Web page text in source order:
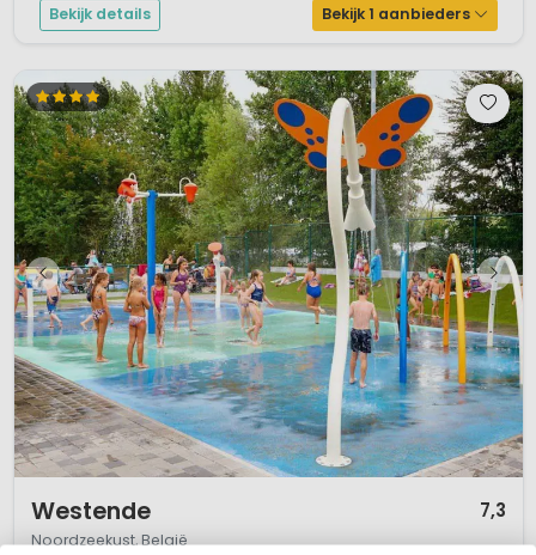
Bekijk details Bekijk 1 aanbieders
Westende 7,3
Noordzeekust, België